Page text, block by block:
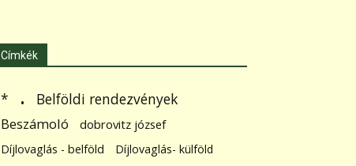
Címkék
* . Belföldi rendezvények
Beszámoló dobrovitz józsef
Díjlovaglás - belföld Díjlovaglás- külföld